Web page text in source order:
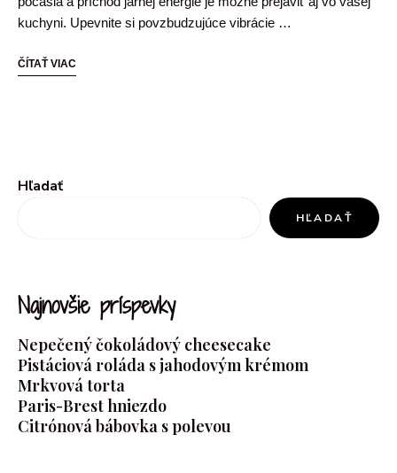
kuchyni. Upevnite si povzbudzujúce vibrácie …
ČÍTAŤ VIAC
Hľadať
HĽADAŤ
Najnovšie príspevky
Nepečený čokoládový cheesecake
Pistáciová roláda s jahodovým krémom
Mrkvová torta
Paris-Brest hniezdo
Citrónová bábovka s polevou